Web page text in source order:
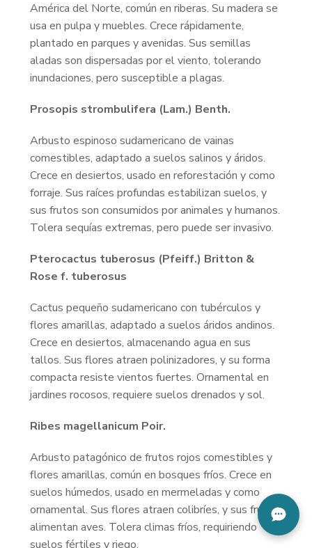
América del Norte, común en riberas. Su madera se
usa en pulpa y muebles. Crece rápidamente,
plantado en parques y avenidas. Sus semillas
aladas son dispersadas por el viento, tolerando
inundaciones, pero susceptible a plagas.
Prosopis strombulifera (Lam.) Benth.
Arbusto espinoso sudamericano de vainas
comestibles, adaptado a suelos salinos y áridos.
Crece en desiertos, usado en reforestación y como
forraje. Sus raíces profundas estabilizan suelos, y
sus frutos son consumidos por animales y humanos.
Tolera sequías extremas, pero puede ser invasivo.
Pterocactus tuberosus (Pfeiff.) Britton &
Rose f. tuberosus
Cactus pequeño sudamericano con tubérculos y
flores amarillas, adaptado a suelos áridos andinos.
Crece en desiertos, almacenando agua en sus
tallos. Sus flores atraen polinizadores, y su forma
compacta resiste vientos fuertes. Ornamental en
jardines rocosos, requiere suelos drenados y sol.
Ribes magellanicum Poir.
Arbusto patagónico de frutos rojos comestibles y
flores amarillas, común en bosques fríos. Crece en
suelos húmedos, usado en mermeladas y como
ornamental. Sus flores atraen colibríes, y sus frutos
alimentan aves. Tolera climas fríos, requiriendo
suelos fértiles y riego.